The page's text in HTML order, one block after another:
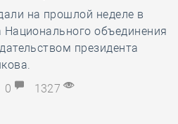
на прошлой неделе в
Национального объединения
президента
0 1327